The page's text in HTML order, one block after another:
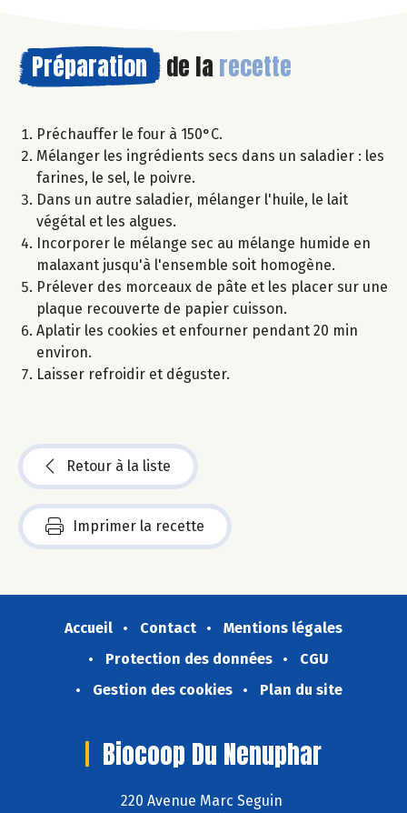
Préparation de la recette
Préchauffer le four à 150°C.
Mélanger les ingrédients secs dans un saladier : les
farines, le sel, le poivre.
Dans un autre saladier, mélanger l'huile, le lait
végétal et les algues.
Incorporer le mélange sec au mélange humide en
malaxant jusqu'à l'ensemble soit homogène.
Prélever des morceaux de pâte et les placer sur une
plaque recouverte de papier cuisson.
Aplatir les cookies et enfourner pendant 20 min
environ.
Laisser refroidir et déguster.
Retour à la liste
Imprimer la recette
Accueil Contact
Mentions légales
Protection des données
CGU
Gestion des cookies
Plan du site
Biocoop Du Nenuphar
220 Avenue Marc Seguin